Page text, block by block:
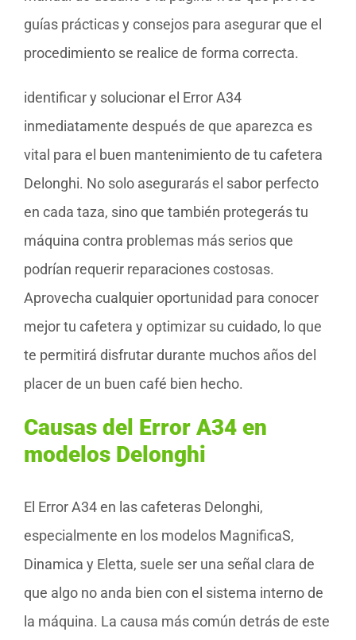
guías prácticas y consejos para asegurar que el
procedimiento se realice de forma correcta.
identificar y solucionar el Error A34
inmediatamente después de que aparezca es
vital para el buen mantenimiento de tu cafetera
Delonghi. No solo asegurarás el sabor perfecto
en cada taza, sino que también protegerás tu
máquina contra problemas más serios que
podrían requerir reparaciones costosas.
Aprovecha cualquier oportunidad para conocer
mejor tu cafetera y optimizar su cuidado, lo que
te permitirá disfrutar durante muchos años del
placer de un buen café bien hecho.
Causas del Error A34 en
modelos Delonghi
El Error A34 en las cafeteras Delonghi,
especialmente en los modelos MagnificaS,
Dinamica y Eletta, suele ser una señal clara de
que algo no anda bien con el sistema interno de
la máquina. La causa más común detrás de este